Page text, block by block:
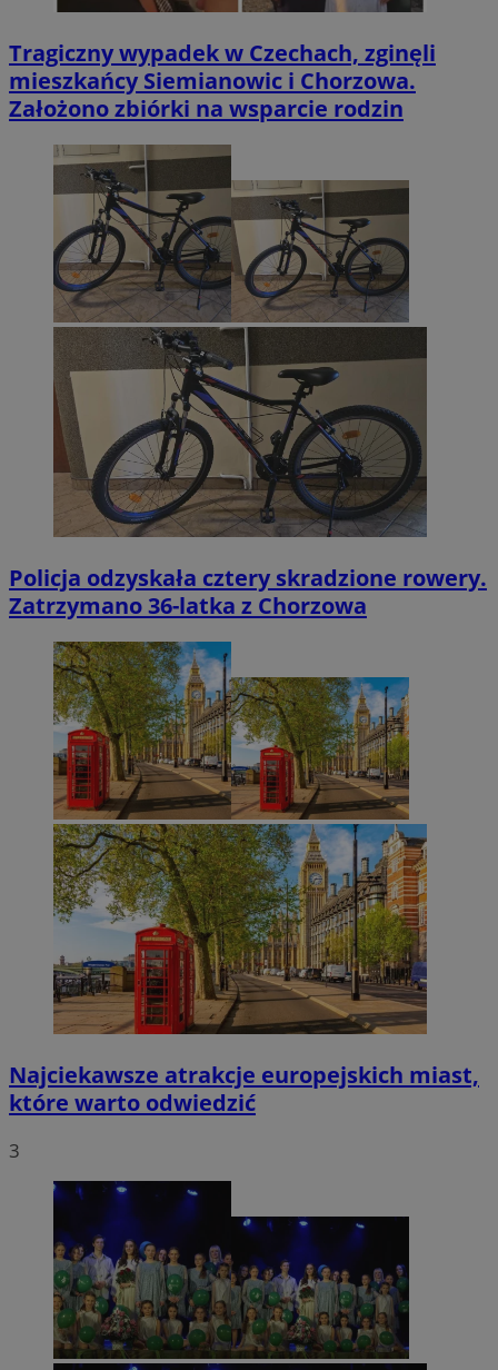
Tragiczny wypadek w Czechach, zginęli
mieszkańcy Siemianowic i Chorzowa.
Założono zbiórki na wsparcie rodzin
Policja odzyskała cztery skradzione rowery.
Zatrzymano 36-latka z Chorzowa
Najciekawsze atrakcje europejskich miast,
które warto odwiedzić
3